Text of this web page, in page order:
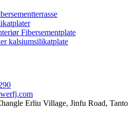
Fibersementplate
kalsiumsilikatplate
Erliu Village, Jinfu Road,